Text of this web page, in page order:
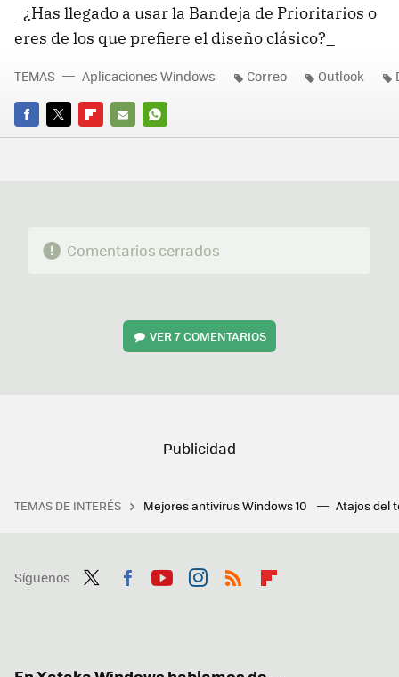
_¿Has llegado a usar la Bandeja de Prioritarios o
eres de los que prefiere el diseño clásico?_
FACEBOOK
TWITTERFLIPBOARD
E-
WHATSAPP
TEMAS Aplicaciones Windows Correo Outlook
Comentarios cerrados
VER7 COMENTARIOS
TEMAS DE INTERÉS Mejores antivirus Windows 10 Atajos del
Síguenos